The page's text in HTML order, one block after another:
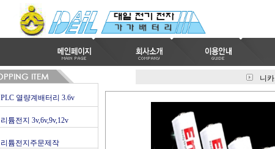
PLC 열량계배터리 3.6v
리튬전지 3v,6v,9v,12v
리튬전지주문제작
니